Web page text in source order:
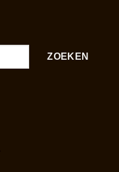
ZOEKEN